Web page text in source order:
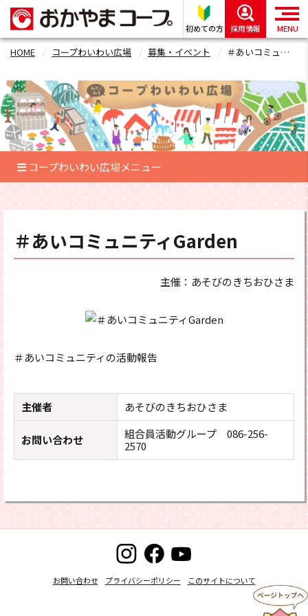
初めての方 採用情報 MENU
HOME コープわいわい広場 募集・イベント ＃あいコミュニティGardenフォーム
コープわいわい広場メニュー
＃あいコミュニティGarden
主催：あそびのきちおひさま
＃あいコミュニティの活動報告
主催者 あそびのきちおひさま
お問い合わせ
組合員活動グループ 086-256-
2570
お問い合わせ プライバシーポリシー このサイトについて